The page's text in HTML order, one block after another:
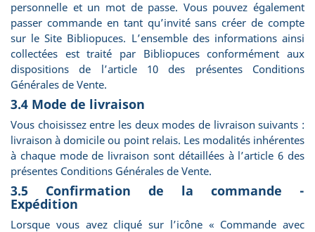
personnelle et un mot de passe. Vous pouvez également
passer commande en tant qu’invité sans créer de compte
sur le Site Bibliopuces. L’ensemble des informations ainsi
collectées est traité par Bibliopuces conformément aux
dispositions de l’article 10 des présentes Conditions
Générales de Vente.
3.4 Mode de livraison
Vous choisissez entre les deux modes de livraison suivants :
livraison à domicile ou point relais. Les modalités inhérentes
à chaque mode de livraison sont détaillées à l’article 6 des
présentes Conditions Générales de Vente.
3.5 Confirmation de la commande -
Expédition
Lorsque vous avez cliqué sur l’icône « Commande avec